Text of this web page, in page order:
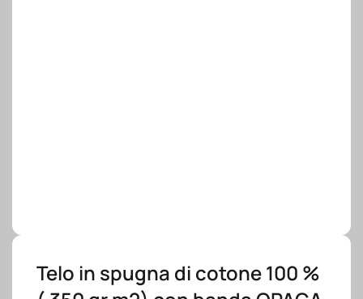
Telo in spugna di cotone 100 %